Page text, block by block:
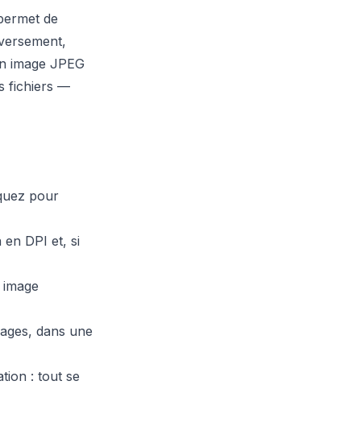
de
image JPEG
fichiers —
pour
DPI et, si
dans une
: tout se